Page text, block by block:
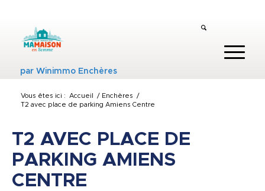
parWinimmo Enchères
Vous êtes ici : Accueil / Enchères
/
T2 avec place de parking Amiens Centre
T2 AVEC PLACE DE
PARKING AMIENS
CENTRE